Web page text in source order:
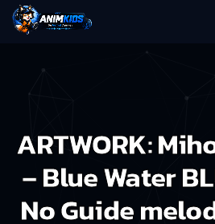
ARTWORK:
– Blue Water
No Guide